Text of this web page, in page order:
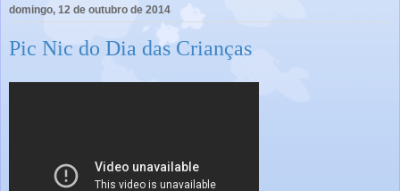
domingo, 12 de outubro de 2014
Pic Nic do Dia das Crianças